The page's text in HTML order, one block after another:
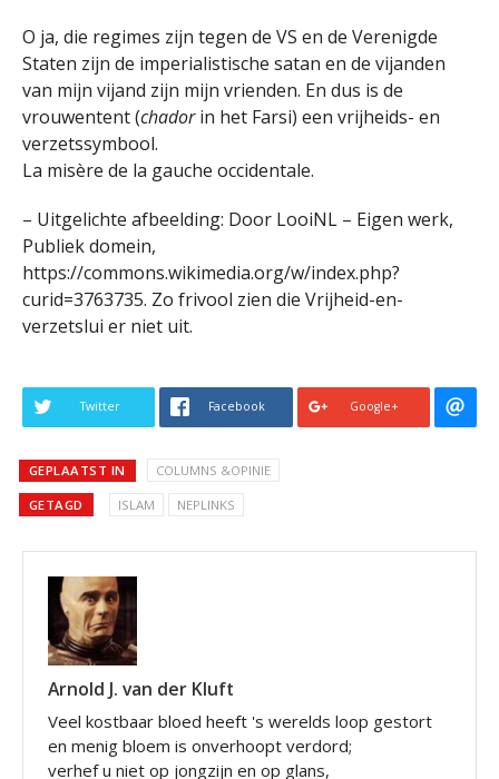
O ja, die regimes zijn tegen de VS en de Verenigde
Staten zijn de imperialistische satan en de vijanden
van mijn vijand zijn mijn vrienden. En dus is de
vrouwentent (chadorin het Farsi) een vrijheids- en
verzetssymbool.
La misère de la gauche occidentale.
– Uitgelichte afbeelding: Door LooiNL – Eigen werk,
Publiek domein,
https://commons.wikimedia.org/w/index.php?
curid=3763735. Zo frivool zien die Vrijheid-en-
verzetslui er niet uit.
Twitter Facebook Google+
GEPLAATST IN COLUMNS &OPINIE
GETAGD ISLAM NEPLINKS
Arnold J. van der Kluft
Veel kostbaar bloed heeft 's werelds loop gestort
en menig bloem is onverhoopt verdord;
verhef u niet op jongzijn en op glans,